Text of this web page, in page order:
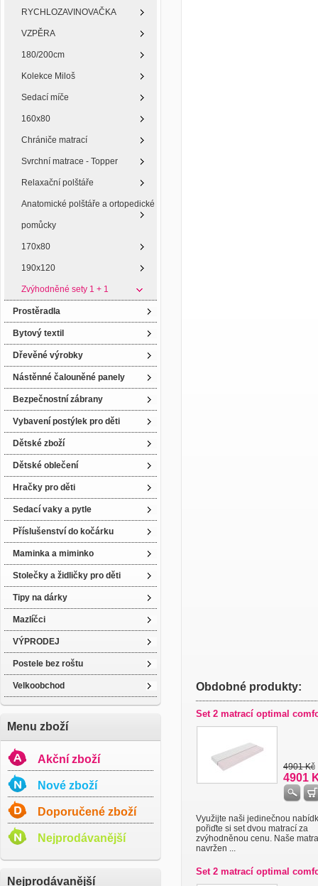
RYCHLOZAVINOVAČKA
VZPĚRA
180/200cm
Kolekce Miloš
Sedací míče
160x80
Chrániče matrací
Svrchní matrace - Topper
Relaxační polštáře
Anatomické polštáře a ortopedické
pomůcky
170x80
190x120
Zvýhodněné sety 1 + 1
Prostěradla
Bytový textil
Dřevěné výrobky
Nástěnné čalouněné panely
Bezpečnostní zábrany
Vybavení postýlek pro děti
Dětské zboží
Dětské oblečení
Hračky pro děti
Sedací vaky a pytle
Příslušenství do kočárku
Maminka a miminko
Stolečky a židličky pro děti
Tipy na dárky
Mazlíčci
VÝPRODEJ
Postele bez roštu
Velkoobchod
Menu zboží
Akční zboží
Nové zboží
Doporučené zboží
Nejprodávanější
Nejprodávanější
Obdobné produkty:
Set 2 matrací optimal
4901 Kč
4901
Využijte naši jedinečnou
pořiďte si set dvou matrací za
zvýhodněnou cenu. Naše
navržen ...
Set 2 matrací optimal